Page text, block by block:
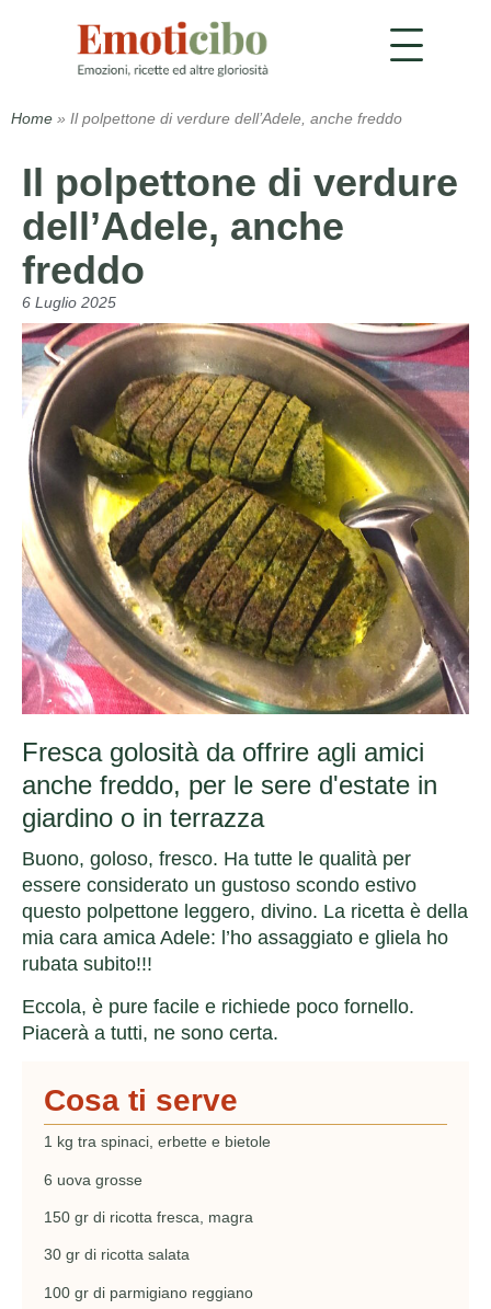
Home » Il polpettone di verdure dell’Adele, anche freddo
Il polpettone di verdure
dell’Adele, anche
freddo
6 Luglio 2025
Fresca golosità da offrire agli amici
anche freddo, per le sere d'estate in
giardino o in terrazza
Buono, goloso, fresco. Ha tutte le qualità per
essere considerato un gustoso scondo estivo
questo polpettone leggero, divino. La ricetta è della
mia cara amica Adele: l’ho assaggiato e gliela ho
rubata subito!!!
Eccola, è pure facile e richiede poco fornello.
Piacerà a tutti, ne sono certa.
Cosa ti serve
1 kg tra spinaci, erbette e bietole
6 uova grosse
150 gr di ricotta fresca, magra
30 gr di ricotta salata
100 gr di parmigiano reggiano